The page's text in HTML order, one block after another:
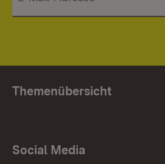
Themenübersicht
Social Media